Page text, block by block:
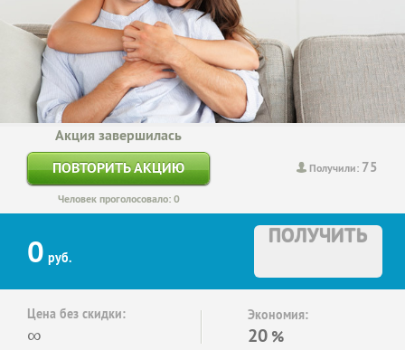
Получили: 75
Акция завершилась
ПОВТОРИТЬ АКЦИЮ
Человек проголосовало: 0
0 руб.
ПОЛУЧИТЬ
Цена без скидки:
∞
Экономия:
20 %